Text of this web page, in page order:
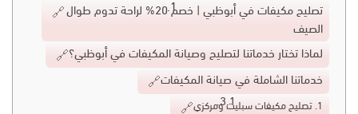
تصليح مكيفات في أبوظبي | خصم 20% لراحة تدوم طوال
الصيف
لماذا تختار خدماتنا لتصليح وصيانة المكيفات في أبوظبي؟
خدماتنا الشاملة في صيانة المكيفات
1. تصليح مكيفات سبليت ومركزي